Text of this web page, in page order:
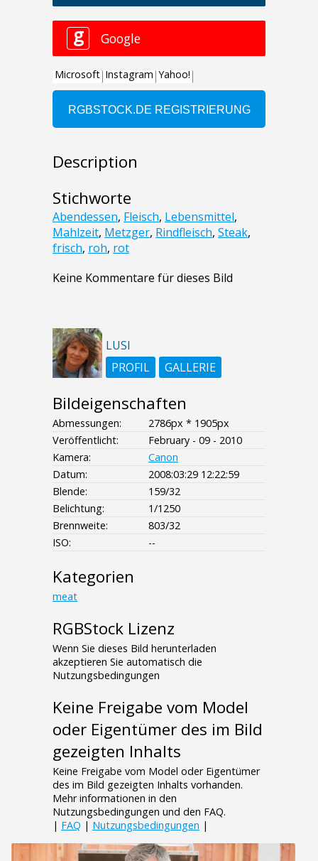
Description
Stichworte
Abendessen, Fleisch, Lebensmittel,
Mahlzeit, Metzger, Rindfleisch, Steak,
frisch, roh, rot
Keine Kommentare für dieses Bild
LUSI
PROFIL
GALLERIE
Bildeigenschaften
Abmessungen:
2786px * 1905px
Veröffentlicht:
February - 09 - 2010
Kamera:
Canon
Datum:
2008:03:29 12:22:59
Blende:
159/32
Belichtung:
1/1250
Brennweite:
803/32
ISO:
--
Kategorien
meat
RGBStock Lizenz
Wenn Sie dieses Bild herunterladen
akzeptieren Sie automatisch die
Nutzungsbedingungen
Keine Freigabe vom Model
oder Eigentümer des im Bild
gezeigten Inhalts
Keine Freigabe vom Model oder Eigentümer
des im Bild gezeigten Inhalts vorhanden.
Mehr informationen in den
Nutzungsbedingungen und den FAQ.
| FAQ | Nutzungsbedingungen |